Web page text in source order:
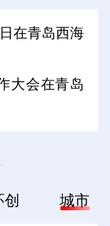
在青岛西海
大会在青岛
城市